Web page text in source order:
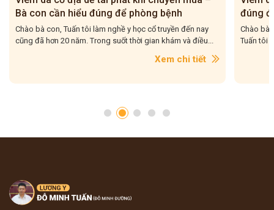
đúng để điều trị cho dứt điểm
Chào bà con, Viêm da cơ địa tái đi tái lại là tình trạng mà
Tuấn tôi gặp rất nhiều trong quá trình hơn 20...
Xem chi tiết
–
Chào bà
tôi gặp